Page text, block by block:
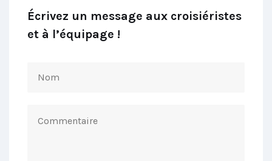
Écrivez un message aux croisiéristes
et à l’équipage !